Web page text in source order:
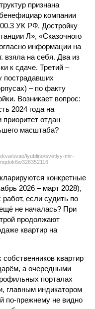
признана
компании
УК РФ. Достройку
Л», «Сказочного
информации на
взяла на себя. Два из
к сдаче. Третий –
пострадавших
– по факту
Возникает вопрос:
2024 года на
отдан
масштаба?
uvao/lyublino/svetlyy-mir-
конкретные
2026 – март 2028),
если судить по
не началась? При
продолжают
квартир на
квартир
а очередными
порталах
главным индикатором
по-прежнему не видно